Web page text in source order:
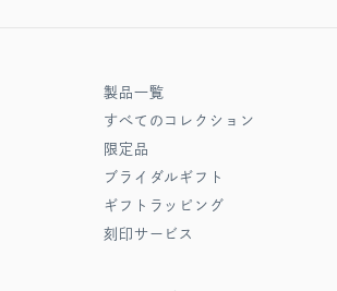
製品一覧
すべてのコレクション
限定品
ブライダルギフト
ギフトラッピング
刻印サービス